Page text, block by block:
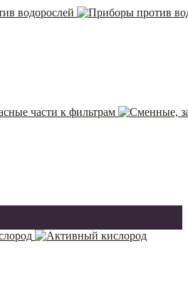
водорослей
части к фильтрам